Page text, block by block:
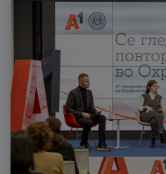
МК SQ
Приватни Деловни
Поддршка